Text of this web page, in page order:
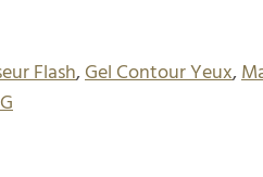
Flash,Gel Contour Yeux,